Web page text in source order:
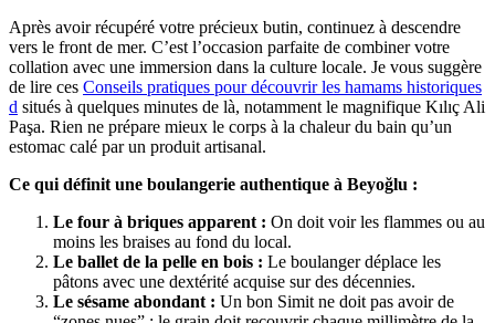
Après avoir récupéré votre précieux butin, continuez à descendre
vers le front de mer. C’est l’occasion parfaite de combiner votre
collation avec une immersion dans la culture locale. Je vous suggère
de lire ces Conseils pratiques pour découvrir les hamams historiques
d situés à quelques minutes de là, notamment le magnifique Kılıç Ali
Paşa. Rien ne prépare mieux le corps à la chaleur du bain qu’un
estomac calé par un produit artisanal.
Ce qui définit une boulangerie authentique à Beyoğlu :
Le four à briques apparent : On doit voir les flammes ou au
moins les braises au fond du local.
Le ballet de la pelle en bois : Le boulanger déplace les
pâtons avec une dextérité acquise sur des décennies.
Le sésame abondant : Un bon Simit ne doit pas avoir de